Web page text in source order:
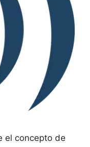
el concepto de